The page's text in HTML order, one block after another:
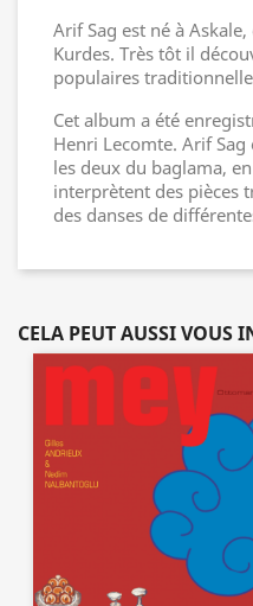
Arif Sag est né à
Kurdes. Très tôt il
populaires
Cet album a été
Henri Lecomte. Arif
les deux du baglama,
interprètent des pièces
des danses de
CELA PEUT AUSSI VOUS